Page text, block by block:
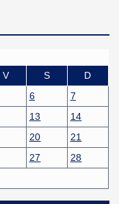
V S
D
6
7
13
14
20
21
27
28